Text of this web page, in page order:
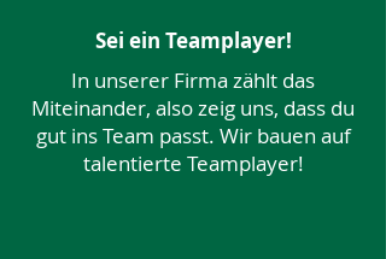
Sei ein Teamplayer!
In unserer Firma zählt das
Miteinander, also zeig uns, dass du
gut ins Team passt. Wir bauen auf
talentierte Teamplayer!